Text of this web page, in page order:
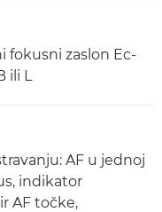
fokusni zaslon Ec-
ili L
AF u jednoj
indikator
AF točke,